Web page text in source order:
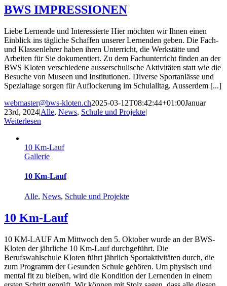
BWS IMPRESSIONEN
Liebe Lernende und Interessierte Hier möchten wir Ihnen einen
Einblick ins tägliche Schaffen unserer Lernenden geben. Die Fach-
und Klassenlehrer haben ihren Unterricht, die Werkstätte und
Arbeiten für Sie dokumentiert. Zu dem Fachunterricht finden an der
BWS Kloten verschiedene ausserschulische Aktivitäten statt wie die
Besuche von Museen und Institutionen. Diverse Sportanlässe und
Spezialtage sorgen für Auflockerung im Schulalltag. Ausserdem [...]
webmaster@bws-kloten.ch2025-03-12T08:42:44+01:00Januar
23rd, 2024|Alle, News, Schule und Projekte|
Weiterlesen
10 Km-Lauf
Gallerie
10 Km-Lauf
Alle, News, Schule und Projekte
10 Km-Lauf
10 KM-LAUF Am Mittwoch den 5. Oktober wurde an der BWS-
Kloten der jährliche 10 Km-Lauf durchgeführt. Die
Berufswahlschule Kloten führt jährlich Sportaktivitäten durch, die
zum Programm der Gesunden Schule gehören. Um physisch und
mental fit zu bleiben, wird die Kondition der Lernenden in einem